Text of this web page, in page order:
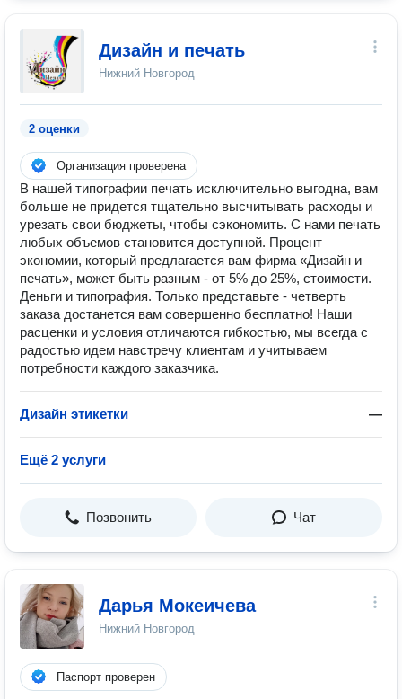
Дизайн и печать
Нижний Новгород
2 оценки
Организация проверена
В нашей типографии печать исключительно выгодна, вам
больше не придется тщательно высчитывать расходы и
урезать свои бюджеты, чтобы сэкономить. С нами печать
любых объемов становится доступной. Процент
экономии, который предлагается вам фирма «Дизайн и
печать», может быть разным - от 5% до 25%, стоимости.
Деньги и типография. Только представьте - четверть
заказа достанется вам совершенно бесплатно! Наши
расценки и условия отличаются гибкостью, мы всегда с
радостью идем навстречу клиентам и учитываем
потребности каждого заказчика.
Дизайн этикетки —
Ещё 2 услуги
Позвонить Чат
Дарья Мокеичева
Нижний Новгород
Паспорт проверен